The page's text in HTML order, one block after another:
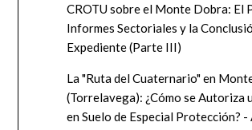
CROTU sobre el Monte Dobra: El
Informes Sectoriales y la
Expediente (Parte III)
La "Ruta del Cuaternario" en
(Torrelavega): ¿Cómo se Autoriza
en Suelo de Especial Protección? -